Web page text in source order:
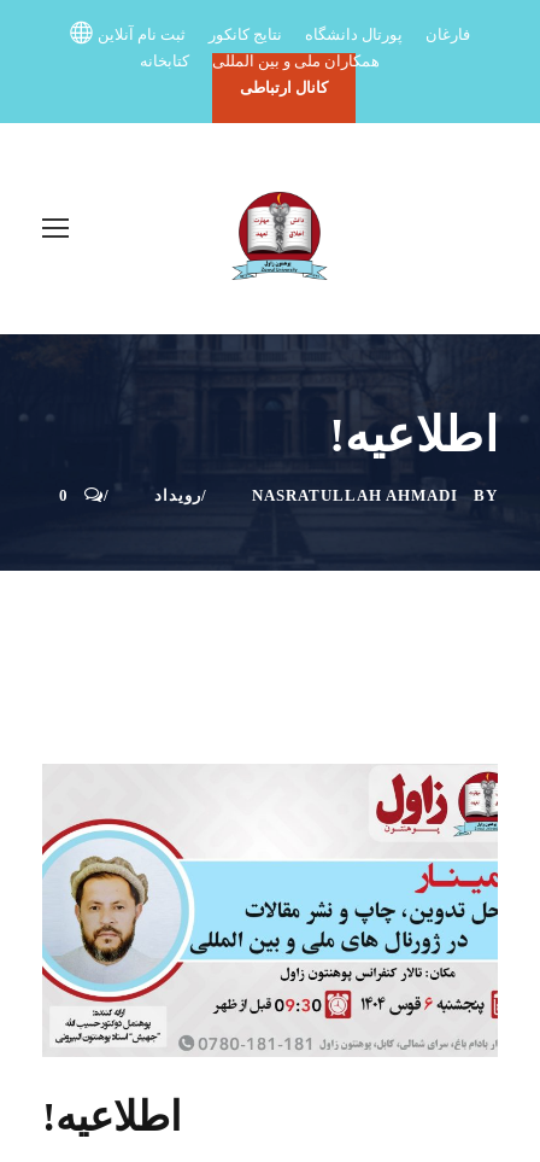
ثبت نام آنلاین نتایج کانکور پورتال دانشگاه
فارغان
کتابخانه
همکاران ملی و بین المللی
کانال ارتباطی
اطلاعیه!
NASRATULLAH AHMADI رویداد 0
اطلاعیه!